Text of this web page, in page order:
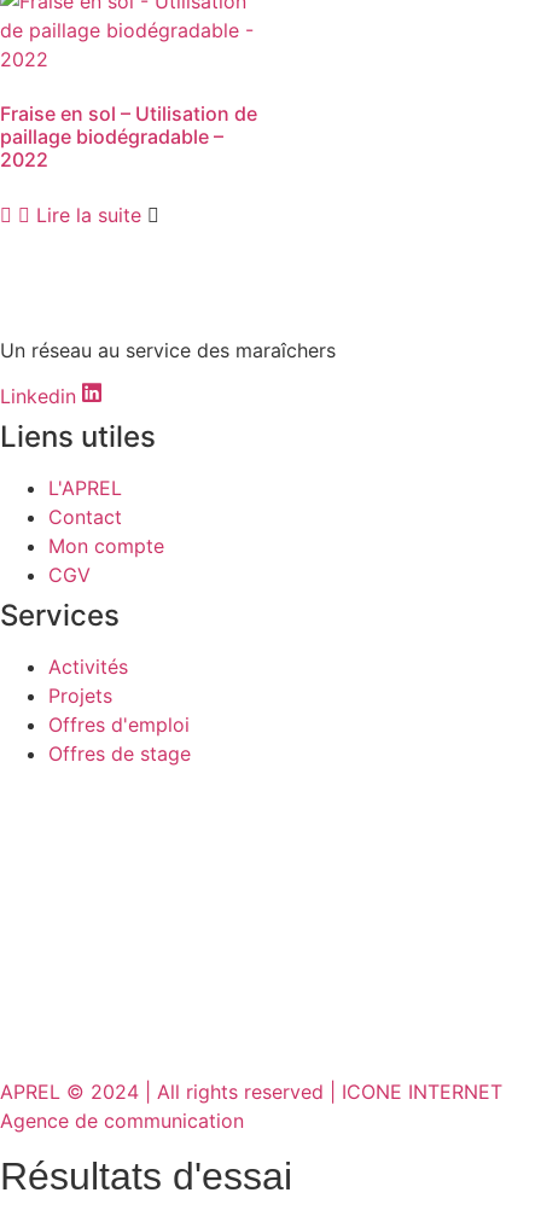
Fraise en sol – Utilisation de
paillage biodégradable –
2022
Lire la suite
Un réseau au service des maraîchers
Linkedin
Liens utiles
L'APREL
Contact
Mon compte
CGV
Services
Activités
Projets
Offres d'emploi
Offres de stage
APREL © 2024 | All rights reserved | ICONE INTERNET
Agence de communication
Résultats d'essai